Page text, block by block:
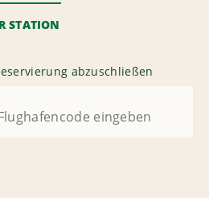
STATION
abzuschließen